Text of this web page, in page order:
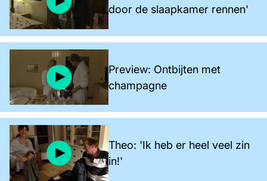
door de slaapkamer rennen'
Preview: Ontbijten met
champagne
Theo: 'Ik heb er heel veel zin
in!'